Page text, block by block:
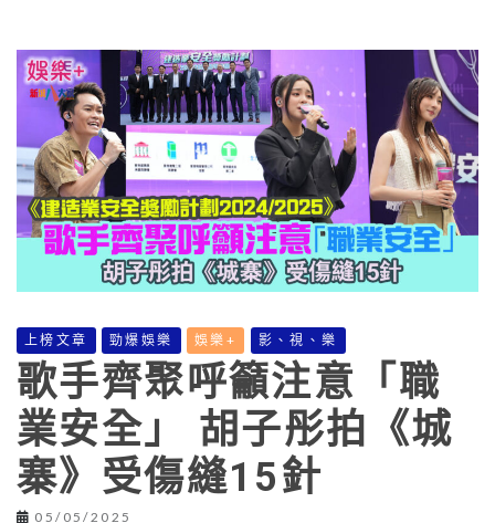
上榜文章 勁爆娛樂 娛樂+ 影、視、樂
歌手齊聚呼籲注意「職
業安全」 胡子彤拍《城
寨》受傷縫15針
05/05/2025